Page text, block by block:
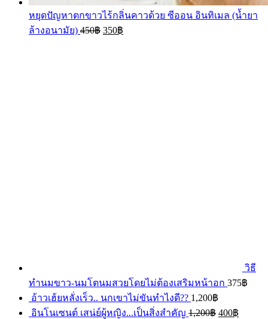
หยุดปัญหาตกขาวไร้กลิ่นคาวด้วย ซีออน อินทิเมล (น้ำยา
ล้างอนามัย) 450฿ 350฿
วิธี
ทำนมขาว-นมโตนมสวยโดยไม่ต้องเสริมหน้าอก 375฿
อ้าวเฮ้ยหลั่งเร็ว.. นกเขาไม่ขันทำไงดี?? 1,200฿
อินโนเซนต์ เสน่ย์ผู้หญิง...เป็นสิ่งสำคัญ 1,200฿ 400฿